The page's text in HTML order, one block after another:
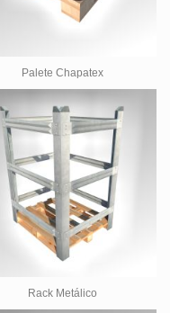
Palete Chapatex
Rack Metálico